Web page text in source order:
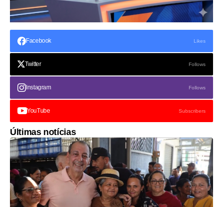
Facebook Likes
Twitter Follows
Instagram Follows
YouTube Subscribers
Últimas notícias